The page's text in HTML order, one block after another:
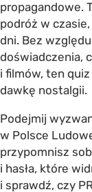
propagandowe.
podróż w
dni. Bez
doświadczenia,
i filmów, ten
dawkę nostalgii.
Podejmij
w Polsce
przypomnisz
i hasła, które
i sprawdź, czy